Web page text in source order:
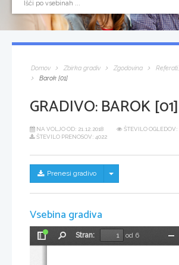
Domov Zbirka gradiv Zgodovina
Barok [01]
GRADIVO:BAROK [01]
NA VOLJO OD: 21.12.2018
ŠTEVILO OGLEDOV:
ŠTEVILO PRENOSOV: 4022
Prenesi gradivo Skrij/prikaži meni
Vsebina gradiva
Preklopi
Stran:
od 6